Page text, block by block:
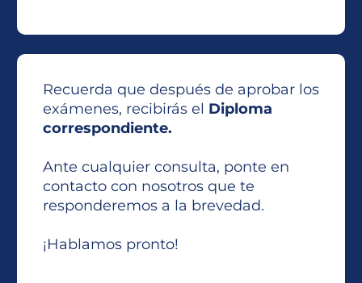
Recuerda que después de aprobar los
exámenes, recibirás el Diploma
correspondiente.
Ante cualquier consulta, ponte en
contacto con nosotros que te
responderemos a la brevedad.
¡Hablamos pronto!